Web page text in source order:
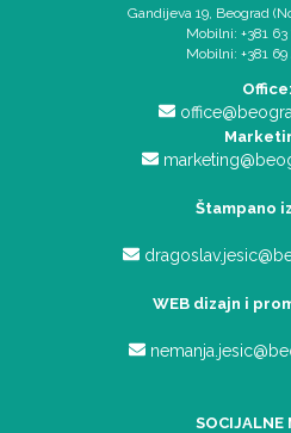
Gandijeva 19, Beograd
Mobilni: +381 63
Mobilni: +381 69
Office:
Štampano
WEB dizajn i
SOCIJALNE